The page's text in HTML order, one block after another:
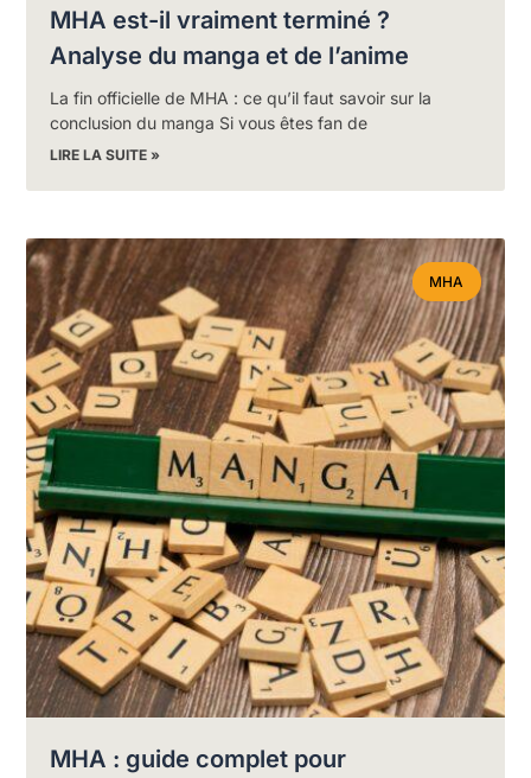
MHA est-il vraiment terminé ?
Analyse du manga et de l’anime
La fin officielle de MHA : ce qu’il faut savoir sur la
conclusion du manga Si vous êtes fan de
LIRE LA SUITE »
MHA
MHA : guide complet pour